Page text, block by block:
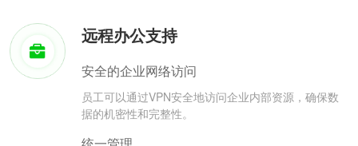
远程办公支持
安全的企业网络访问
员工可以通过VPN安全地访问企业内部资源，确保数
据的机密性和完整性。